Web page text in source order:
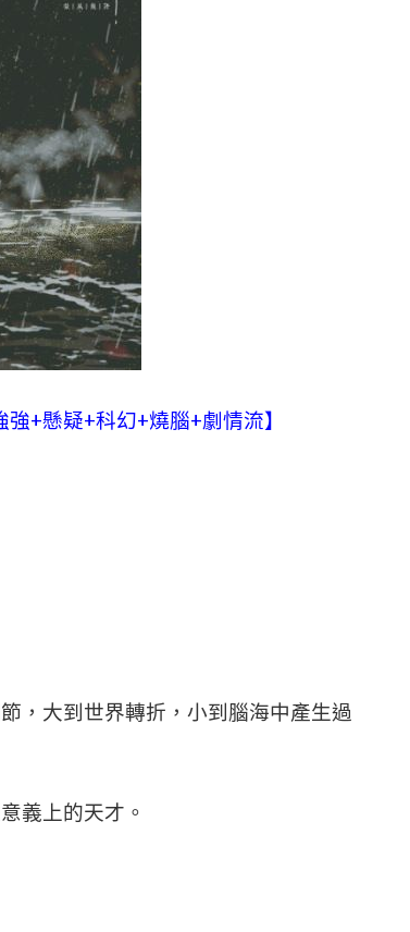
+懸疑+科幻+燒腦+劇情流】
，大到世界轉折，小到腦海中產生過
義上的天才。